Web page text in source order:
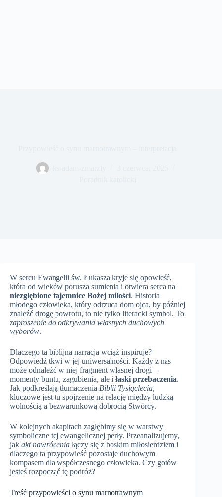
W sercu Ewangelii św. Łukasza kryje się opowieść,
która od wieków porusza sumienia i otwiera serca na
niezgłębione tajemnice Bożej miłości. Historia
młodego człowieka, który odrzuca dom ojca, by później
znaleźć drogę powrotu, to nie tylko literacki symbol. To
zaproszenie do odkrywania własnych duchowych
wyborów.
Dlaczego ta biblijna narracja wciąż inspiruje?
Odpowiedź tkwi w jej uniwersalności. Każdy z nas
może odnaleźć w niej fragment własnej drogi –
momenty buntu, zagubienia, ale i łaski przebaczenia.
Jak podkreślają tłumaczenia Biblii Tysiąclecia,
kluczowe jest tu spojrzenie na relację między ludzką
wolnością a bezwarunkową dobrocią Stwórcy.
W kolejnych akapitach zagłębimy się w warstwy
symboliczne tej ewangelicznej perły. Przeanalizujemy,
jak akt nawrócenia łączy się z boskim miłosierdziem i
dlaczego ta przypowieść pozostaje duchowym
kompasem dla współczesnego człowieka. Czy gotów
jesteś rozpocząć tę podróż?
Treść przypowieści o synu marnotrawnym